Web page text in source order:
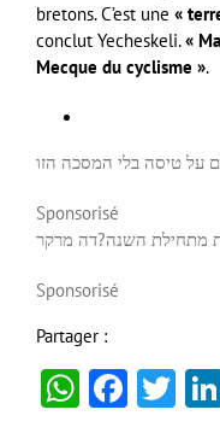
bretons. C’est une «
conclut Yecheskeli.«
Mecque du cyclisme ».
Sponsorisé
מתחילת השנה?דה מרקר
Sponsorisé
Partager :